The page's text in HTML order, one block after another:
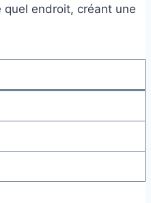
quel endroit, créant une